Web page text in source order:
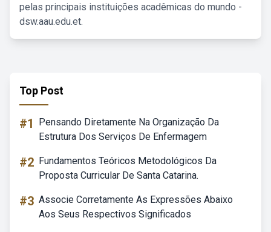
pelas principais instituições acadêmicas do mundo -
dsw.aau.edu.et.
Top Post
#1
Pensando Diretamente Na Organização Da
Estrutura Dos Serviços De Enfermagem
#2 Fundamentos Teóricos Metodológicos Da
Proposta Curricular De Santa Catarina.
#3 Associe Corretamente As Expressões Abaixo
Aos Seus Respectivos Significados